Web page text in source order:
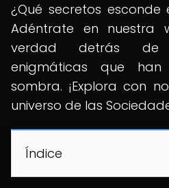
¿Qué secretos esconde
Adéntrate en nuestra
verdad detrás de
enigmáticas que
sombra. ¡Explora con
universo de las
Índice